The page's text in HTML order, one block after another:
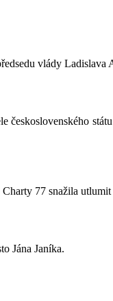
vlády Ladislava
77 snažila
Jána Janíka.